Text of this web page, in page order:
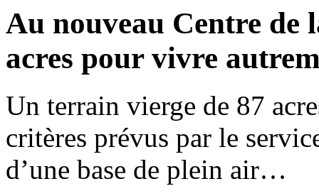
Au nouveau Centre de
acres pour vivre
Un terrain vierge de 87
critères prévus par le
d’une base de plein air…